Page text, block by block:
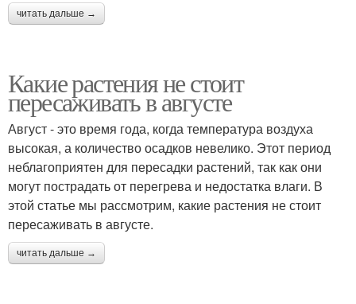
читать дальше →
Какие растения не стоит
пересаживать в августе
Август - это время года, когда температура воздуха
высокая, а количество осадков невелико. Этот период
неблагоприятен для пересадки растений, так как они
могут пострадать от перегрева и недостатка влаги. В
этой статье мы рассмотрим, какие растения не стоит
пересаживать в августе.
читать дальше →